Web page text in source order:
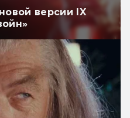
версии IX